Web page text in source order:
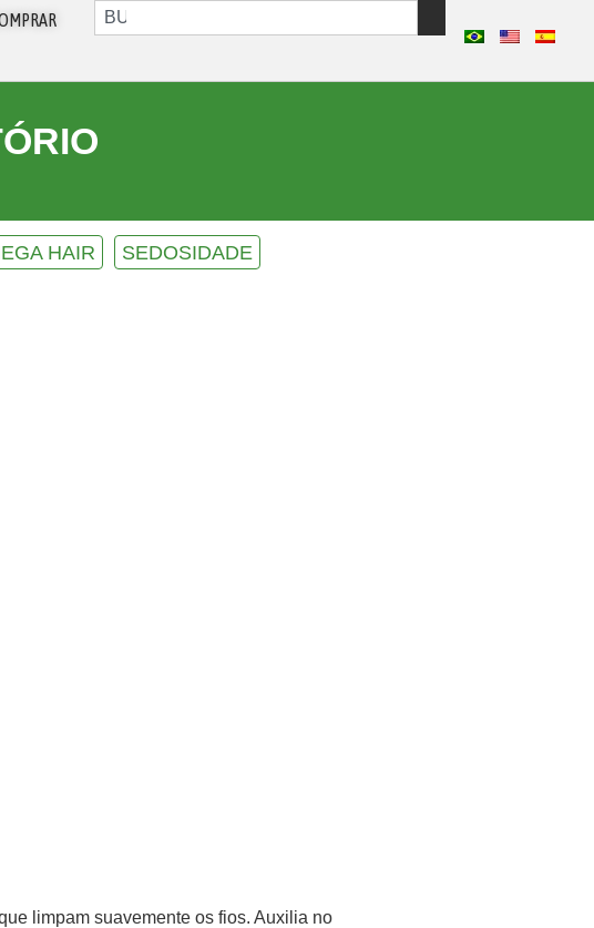
HAIR SEDOSIDADE
limpam suavemente os fios. Auxilia no